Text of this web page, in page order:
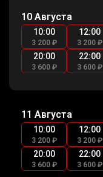
10 Августа
10:00
3 200 ₽
12:00
3 200 ₽
20:00
3 600 ₽
22:00
3 600 ₽
11 Августа
10:00
3 200 ₽
12:00
3 200 ₽
20:00
3 600 ₽
22:00
3 600 ₽